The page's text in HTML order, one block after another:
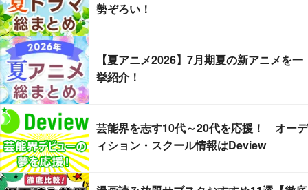
勢ぞろい！
【夏アニメ2026】7月期夏の新アニメを一
挙紹介！
芸能界を志す10代～20代を応援！ オーデ
ィション・スクール情報はDeview